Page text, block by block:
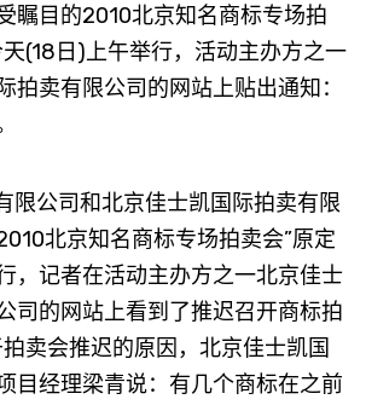
瞩目的2010北京知名商标专场拍
(18日)上午举行，活动主办方之一
拍卖有限公司的网站上贴出通知：
限公司和北京佳士凯国际拍卖有限
北京知名商标专场拍卖会”原定
，记者在活动主办方之一北京佳士
司的网站上看到了推迟召开商标拍
卖会推迟的原因，北京佳士凯国
目经理梁青说：有几个商标在之前